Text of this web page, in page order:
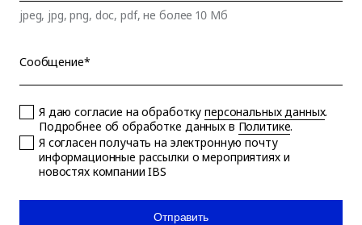
jpeg, jpg, png, doc, pdf, не более 10 Мб
Сообщение*
Я даю согласие на обработкуперсональных данных.
Подробнее об обработке данных в Политике.
Я согласен получать на электронную почту
информационные рассылки о мероприятиях и
новостях компании IBS
Отправить